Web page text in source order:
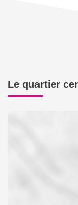
Le quartier